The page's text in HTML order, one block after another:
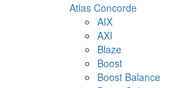
Atlas Concorde
AIX
AXI
Blaze
Boost
Boost Balance